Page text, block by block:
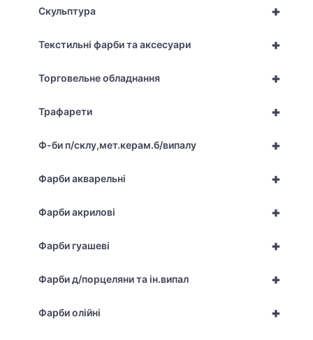
+
Скульптура
+
Текстильні фарби та аксесуари
+
Торговельне обладнання
+
Трафарети
+
Ф-би п/склу,мет.керам.б/випалу
+
Фарби акварельні
+
Фарби акрилові
+
Фарби гуашеві
+
Фарби д/порцеляни та ін.випал
+
Фарби олійні